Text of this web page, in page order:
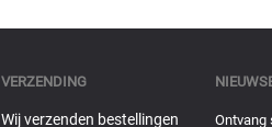
VERZENDING
Wij verzenden bestellingen Ontvang